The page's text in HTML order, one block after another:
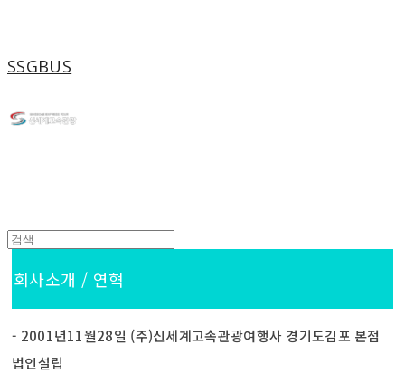
SSGBUS
회사소개 / 연혁
- 2001년11월28일 (주)신세계고속관광여행사 경기도김포 본점
법인설립